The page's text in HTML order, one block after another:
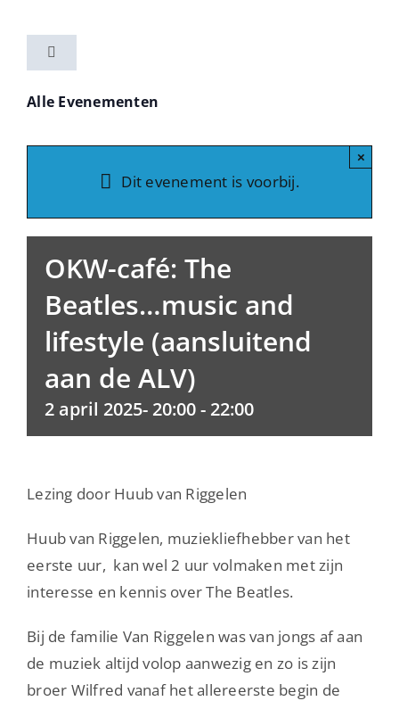
naar
inhoudToggle
Home
Vereniging
Nieuwsbrieven
Contact
Alle Evenementen
Dit evenement is voorbij.
×
OKW-café: The
Beatles…music and
lifestyle (aansluitend
aan de ALV)
2 april 2025- 20:00- 22:00
Lezing door Huub van Riggelen
Huub van Riggelen, muziekliefhebber van het
eerste uur, kan wel 2 uur volmaken met zijn
interesse en kennis over The Beatles.
Bij de familie Van Riggelen was van jongs af aan
de muziek altijd volop aanwezig en zo is zijn
broer Wilfred vanaf het allereerste begin de